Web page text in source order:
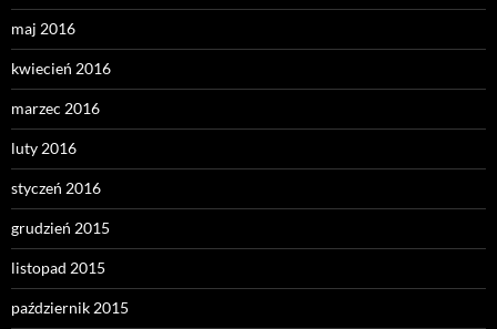
maj 2016
kwiecień 2016
marzec 2016
luty 2016
styczeń 2016
grudzień 2015
listopad 2015
październik 2015